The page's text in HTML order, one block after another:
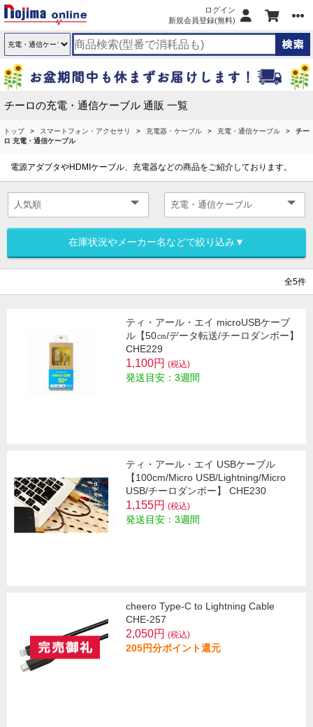
ログイン
新規会員登録(無料)
チーロの充電・通信ケーブル 通販 一覧
トップ スマートフォン・アクセサリ 充電器・ケーブル 充電・通信ケーブル
チー
ロ 充電・通信ケーブル
電源アダプタやHDMIケーブル、充電器などの商品をご紹介しております。
在庫状況やメーカー名などで絞り込み▼
全5件
ティ・アール・エイ microUSBケーブ
ル【50㎝/データ転送/チーロダンボー】
CHE229
1,100円 (税込)
発送目安：3週間
ティ・アール・エイ USBケーブル
【100cm/Micro USB/Lightning/Micro
USB/チーロダンボー】 CHE230
1,155円 (税込)
発送目安：3週間
cheero Type-C to Lightning Cable
CHE-257
2,050円 (税込)
205円分ポイント還元